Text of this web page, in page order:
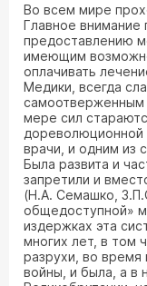
Во всем мире
Главное внимание
предоставлению
имеющим
оплачивать
Медики, всегда
самоотверженным
мере сил
дореволюционной
врачи, и одним из
Была развита и
запретили и
(Н.А. Семашко,
общедоступной»
издержках эта
многих лет, в том
разрухи, во время
войны, и была, а в